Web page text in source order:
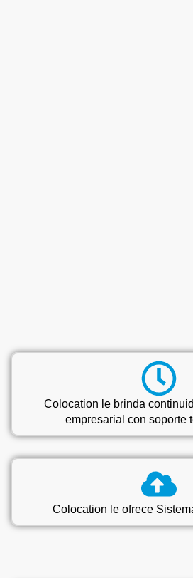
Colocation le brinda
empresarial con soporte
Colocation le ofrece